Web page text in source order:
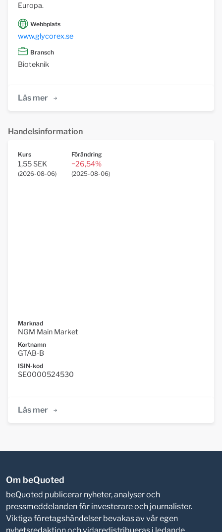
Europa.
Webbplats
www.glycorex.se
Bransch
Bioteknik
Läs mer
Handelsinformation
Kurs
1,55 SEK
(2026-08-06)
Förändring
−26,54%
(2025-08-06)
Marknad
NGM Main Market
Kortnamn
GTAB-B
ISIN-kod
SE0000524530
Läs mer
Om beQuoted
beQuoted publicerar nyheter, analyser och
pressmeddelanden för investerare och journalister.
Viktiga företagshändelser bevakas av vår egen